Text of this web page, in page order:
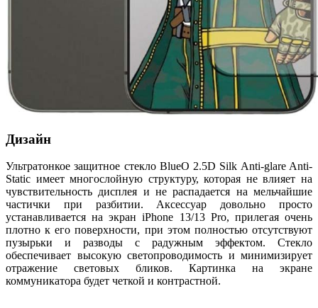
Дизайн
Ультратонкое защитное стекло BlueO 2.5D Silk Anti-glare Anti-
Static имеет многослойную структуру, которая не влияет на
чувствительность дисплея и не распадается на мельчайшие
частички при разбитии. Аксессуар довольно просто
устанавливается на экран iPhone 13/13 Pro, прилегая очень
плотно к его поверхности, при этом полностью отсутствуют
пузырьки и разводы с радужным эффектом. Стекло
обеспечивает высокую светопроводимость и минимизирует
отражение световых бликов. Картинка на экране
коммуникатора будет четкой и контрастной.